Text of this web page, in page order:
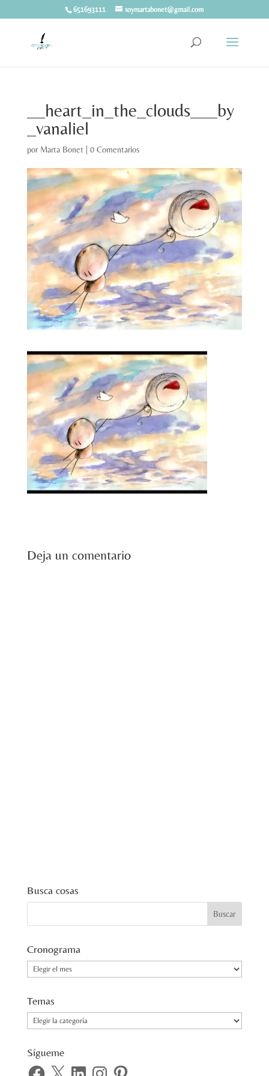
651693111 soymartabonet@gmail.com
__heart_in_the_clouds___by
_vanaliel
por Marta Bonet 0 Comentarios
Deja un comentario
Busca cosas
Cronograma
Cronograma
Temas
Temas
Sígueme
Facebook
X LinkedInInstagramPinterest